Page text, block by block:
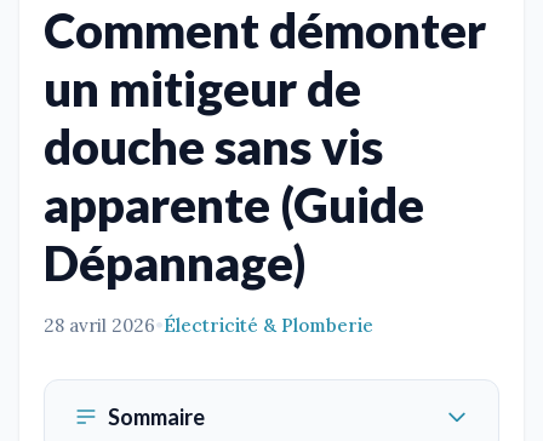
Comment démonter
un mitigeur de
douche sans vis
apparente (Guide
Dépannage)
28 avril 2026•Électricité & Plomberie
Sommaire